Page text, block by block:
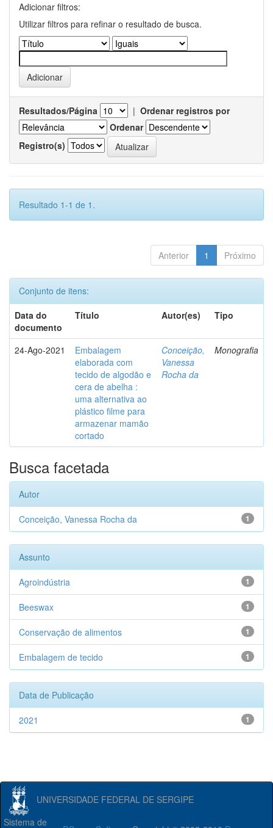
Adicionar filtros:
Utilizar filtros para refinar o resultado de busca.
Resultados/Página | Ordenar registros por
Ordenar
Registro(s)
Resultado 1-1 de 1.
Anterior 1 Próximo
Conjunto de itens:
Data do
documento
Título Autor(es) Tipo
24-Ago-2021
Embalagem
elaborada com
tecido de algodão e
cera de abelha :
uma alternativa ao
plástico filme para
armazenar mamão
cortado
Conceição,
Vanessa
Rocha da
Monografia
Busca facetada
Autor
1
Conceição, Vanessa Rocha da
Assunto
1
Agroindústria
1
Beeswax
1
Conservação de alimentos
1
Embalagem de tecido
Data de Publicação
1
2021
UNIVERSIDADE FEDERAL DE SERGIPE
Sistema de